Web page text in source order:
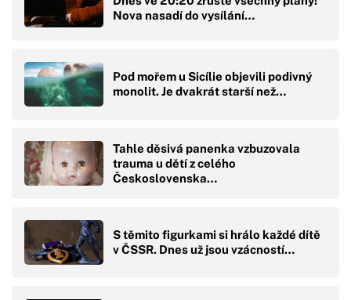
Nova nasadí do vysílání…
Pod mořem u Sicílie objevili podivný
monolit. Je dvakrát starší než…
Tahle děsivá panenka vzbuzovala
trauma u dětí z celého
Československa…
S těmito figurkami si hrálo každé dítě
v ČSSR. Dnes už jsou vzácností…